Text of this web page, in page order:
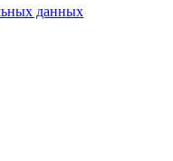
данных